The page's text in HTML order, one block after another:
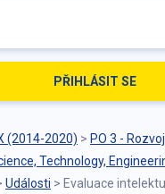
(2014-2020) > PO 3 -
Technology,
Události > Evaluace